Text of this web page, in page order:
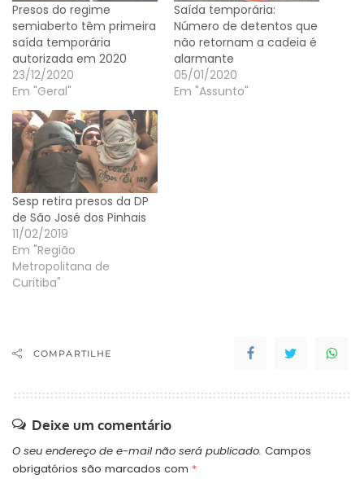
Presos do regime
semiaberto têm primeira
saída temporária
autorizada em 2020
23/12/2020
Em "Geral"
Saída temporária:
Número de detentos que
não retornam a cadeia é
alarmante
05/01/2020
Em "Assunto"
Sesp retira presos da DP
de São José dos Pinhais
11/02/2019
Em "Região
Metropolitana de
Curitiba"
COMPARTILHE
Deixe um comentário
O seu endereço de e-mail não será publicado. Campos
obrigatórios são marcados com *